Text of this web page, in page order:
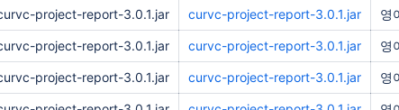
project-report-3.0.1.jar curvc-project-report-3.0.1.jar 영
project-report-3.0.1.jar curvc-project-report-3.0.1.jar 영
project-report-3.0.1.jar curvc-project-report-3.0.1.jar 영